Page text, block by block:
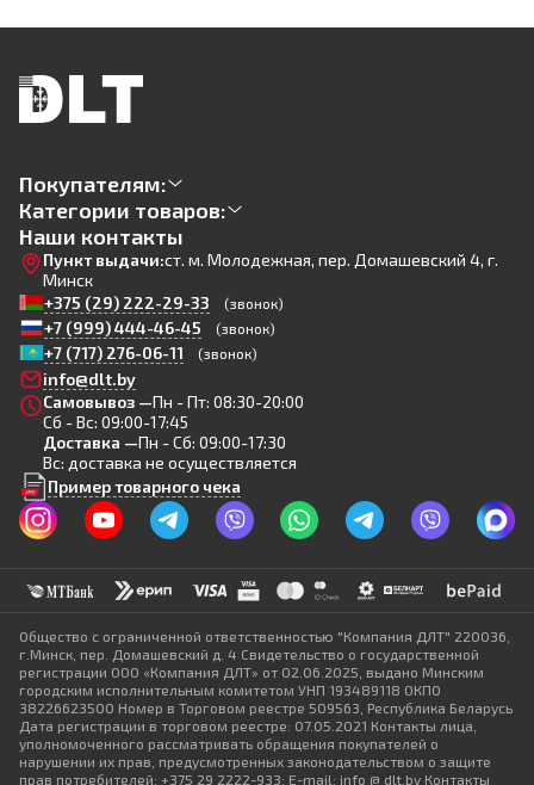
Покупателям:
Категории товаров:
Наши контакты
Пункт выдачи:ст. м. Молодежная, пер. Домашевский 4, г.
Минск
+375 (29) 222-29-33
(звонок)
+7 (999) 444-46-45 (звонок)
+7 (717) 276-06-11 (звонок)
info@dlt.by
Самовывоз —Пн - Пт: 08:30-20:00
Сб - Вс: 09:00-17:45
Доставка —Пн - Сб: 09:00-17:30
Вс: доставка не осуществляется
Пример товарного чека
Общество с ограниченной ответственностью "Компания ДЛТ" 220036,
г.Минск, пер. Домашевский д. 4 Свидетельство о государственной
регистрации ООО «Компания ДЛТ» от 02.06.2025, выдано Минским
городским исполнительным комитетом УНП 193489118 ОКПО
38226623500 Номер в Торговом реестре 509563, Республика Беларусь
Дата регистрации в торговом реестре: 07.05.2021 Контакты лица,
уполномоченного рассматривать обращения покупателей о
нарушении их прав, предусмотренных законодательством о защите
прав потребителей: +375 29 2222-933; E-mail: info @ dlt.by Контакты